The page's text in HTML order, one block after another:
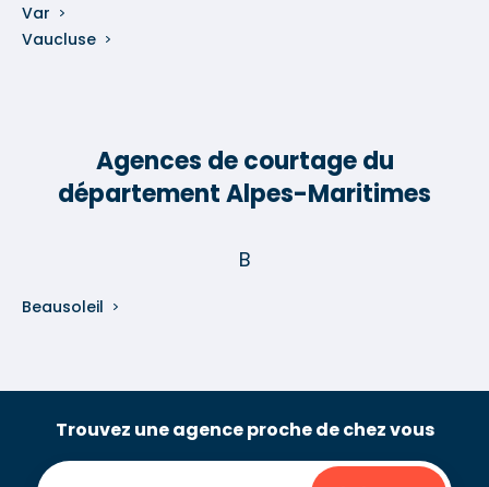
Var
Vaucluse
Agences de courtage du
département Alpes-Maritimes
B
Beausoleil
Trouvez une agence proche de chez vous